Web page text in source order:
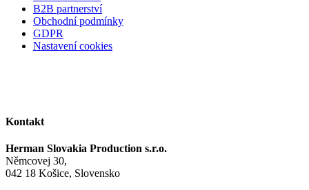
B2B partnerství
Obchodní podmínky
GDPR
Nastavení cookies
Kontakt
Herman Slovakia Production s.r.o.
Němcovej 30,
042 18 Košice, Slovensko